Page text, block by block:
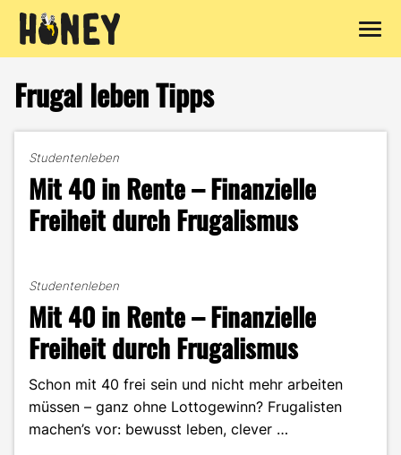
Inhalt
springen
Frugal leben Tipps
Studentenleben
Mit 40 in Rente – Finanzielle
Freiheit durch Frugalismus
Studentenleben
Mit 40 in Rente – Finanzielle
Freiheit durch Frugalismus
Schon mit 40 frei sein und nicht mehr arbeiten
müssen – ganz ohne Lottogewinn? Frugalisten
machen’s vor: bewusst leben, clever …